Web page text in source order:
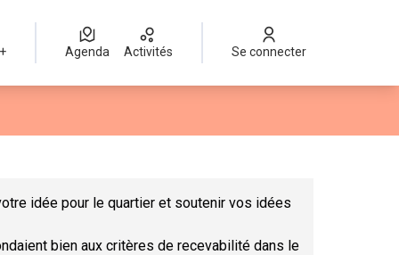
Agenda Activités Se connecter
idée pour le quartier et soutenir vos idées
bien aux critères de recevabilité dans le